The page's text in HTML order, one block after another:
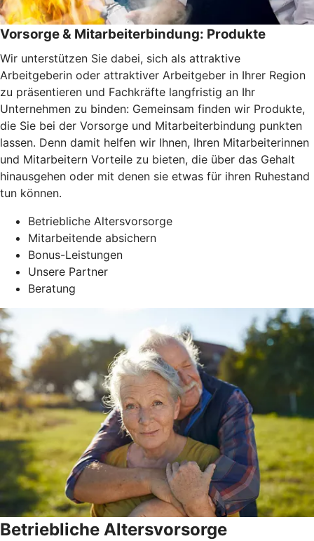
Vorsorge & Mitarbeiterbindung: Produkte
Wir unterstützen Sie dabei, sich als attraktive
Arbeitgeberin oder attraktiver Arbeitgeber in Ihrer Region
zu präsentieren und Fachkräfte langfristig an Ihr
Unternehmen zu binden: Gemeinsam finden wir Produkte,
die Sie bei der Vorsorge und Mitarbeiterbindung punkten
lassen. Denn damit helfen wir Ihnen, Ihren Mitarbeiterinnen
und Mitarbeitern Vorteile zu bieten, die über das Gehalt
hinausgehen oder mit denen sie etwas für ihren Ruhestand
tun können.
Betriebliche Altersvorsorge
Mitarbeitende absichern
Bonus-Leistungen
Unsere Partner
Beratung
Betriebliche Altersvorsorge